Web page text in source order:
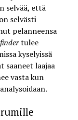
selvää, että
selvästi
pelanneensa
tulee
kyselyissä
saaneet laajaa
vasta kun